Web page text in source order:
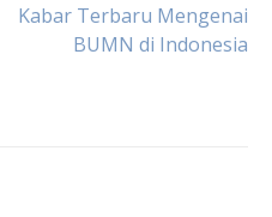
Kabar Terbaru Mengenai
BUMN di Indonesia